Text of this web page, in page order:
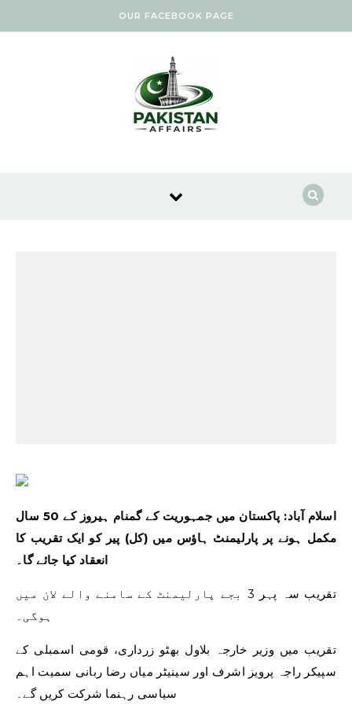
OUR FACEBOOK PAGE
اسلام آباد: پاکستان میں جمہوریت کے گمنام ہیروز کے 50 سال
مکمل ہونے پر پارلیمنٹ ہاؤس میں (کل) پیر کو ایک تقریب کا
انعقاد کیا جائے گا۔
تقریب سہ پہر 3 بجے پارلیمنٹ کے سامنے والے لان میں
ہوگی۔
تقریب میں وزیر خارجہ بلاول بھٹو زرداری، قومی اسمبلی کے
سپیکر راجہ پرویز اشرف اور سینیٹر میاں رضا ربانی سمیت اہم
سیاسی رہنما شرکت کریں گے۔